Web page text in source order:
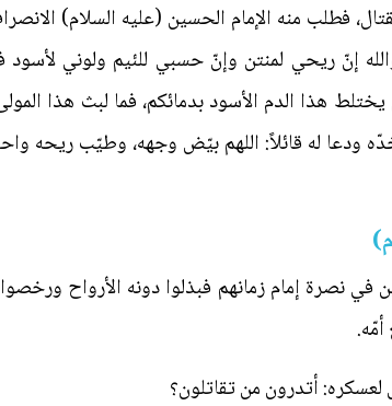
فطلب منه الإمام الحسين (عليه السلام)
إنّ ريحي لمنتن وإنّ حسبي للئيم ولوني
هذا الدم الأسود بدمائكم، فما لبث هذا
ودعا له قائلاً: اللهم بيّض وجهه، وطيّب ريحه
في نصرة إمام زمانهم فبذلوا دونه الأرواح
أتدرون من تقاتلون؟